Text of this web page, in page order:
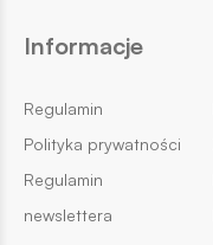
Informacje
Regulamin
Polityka prywatności
Regulamin
newslettera